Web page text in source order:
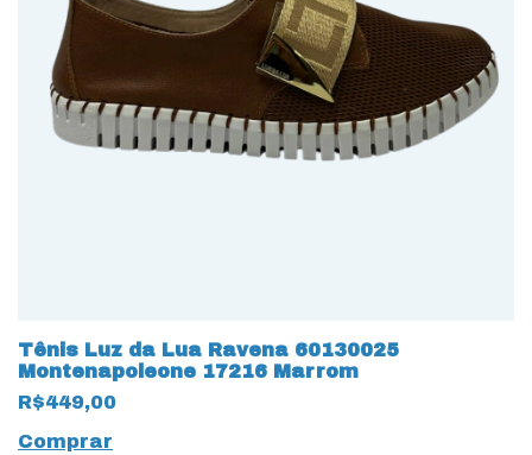
Tênis Luz da Lua Ravena 60130025
Montenapoleone 17216 Marrom
R$449,00
Comprar